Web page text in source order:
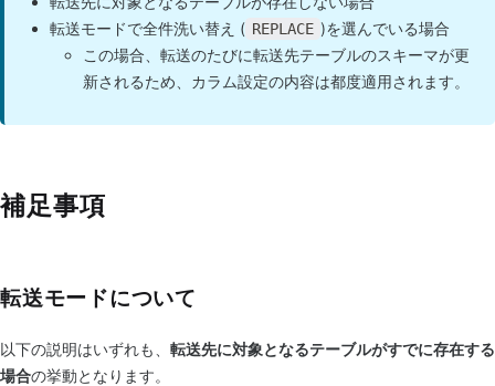
転送モードで全件洗い替え ( REPLACE )を選んでいる場合
この場合、転送のたびに転送先テーブルのスキーマが更
新されるため、カラム設定の内容は都度適用されます。
補足事項
転送モードについて
以下の説明はいずれも、 転送先に対象となるテーブルがすでに存在する
場合の挙動となります。